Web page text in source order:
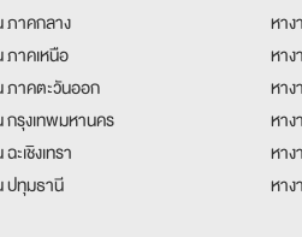
ภาคกลาง
หา
ภาคเหนือ
หา
ภาคตะวันออก
หา
กรุงเทพมหานคร
หาง
ะเชิงเทรา
หา
ปทุมธานี
หา